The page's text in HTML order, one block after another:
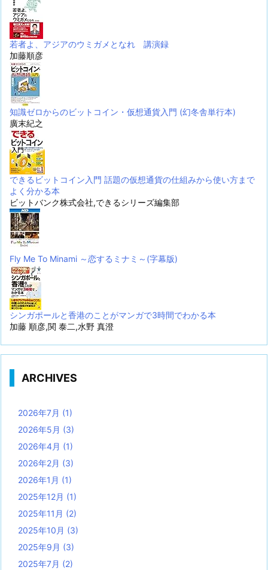
若者よ、アジアのウミガメとなれ 講演録
加藤順彦
知識ゼロからのビットコイン・仮想通貨入門 (幻冬舎単行本)
廣末紀之
できるビットコイン入門 話題の仮想通貨の仕組みから使い方まで
よく分かる本
ビットバンク株式会社,できるシリーズ編集部
Fly Me To Minami ～恋するミナミ～(字幕版)
シンガポールと香港のことがマンガで3時間でわかる本
加藤 順彦,関 泰二,水野 真澄
ARCHIVES
2026年7月 (1)
2026年5月 (3)
2026年4月 (1)
2026年2月 (3)
2026年1月 (1)
2025年12月 (1)
2025年11月 (2)
2025年10月 (3)
2025年9月 (3)
2025年7月 (2)